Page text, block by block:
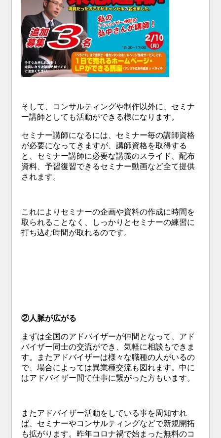
そして、コンサルティングや制作以外に、セミナ
ー講師としても活動ができる様になります。
セミナー講師になるには、セミナー毎の講師資格
が必要になってきますが、講師資格を取得する
と、セミナー講師に必要な講義のスライド、配布
資料、予習復習できるセミナー動画など全て提供
されます。
これによりセミナーの企画や資料の作成に時間を
取られることなく、しっかりとセミナーの練習に
打ち込む時間が取れるのです。
②人脈が広がる
まずは全国のアドバイザーが仲間となって、アド
バイザー同士の交流ができ、気軽に相談もできま
す。またアドバイザーは様々な職種の人がいるの
で、場合によっては異業種交流も図れます。中に
はアドバイザー間で仕事に繋がった方もいます。
またアドバイザー活動をしている事を周知すれ
ば、セミナーやコンサルティングなどで新規開拓
も拡がります。昨年コロナ禍で始まった無料のコ